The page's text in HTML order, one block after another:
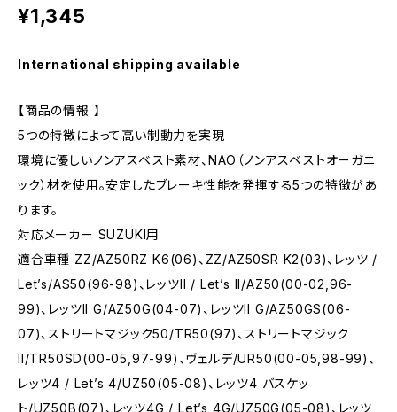
¥1,345
International shipping available
【商品の情報 】
5つの特徴によって高い制動力を実現
環境に優しいノンアスベスト素材、NAO（ノンアスベストオーガニ
ック）材を使用。安定したブレーキ性能を発揮する5つの特徴があ
ります。
対応メーカー SUZUKI用
適合車種 ZZ/AZ50RZ K6(06)、ZZ/AZ50SR K2(03)、レッツ /
Let’s/AS50(96-98)、レッツII / Let’s II/AZ50(00-02,96-
99)、レッツII G/AZ50G(04-07)、レッツII G/AZ50GS(06-
07)、ストリートマジック50/TR50(97)、ストリートマジック
II/TR50SD(00-05,97-99)、ヴェルデ/UR50(00-05,98-99)、
レッツ4 / Let’s 4/UZ50(05-08)、レッツ4 バスケッ
ト/UZ50B(07)、レッツ4G / Let’s 4G/UZ50G(05-08)、レッツ